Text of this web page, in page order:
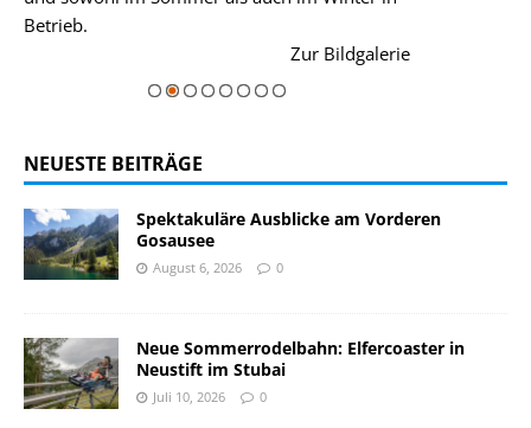
Betrieb.
Zur Bildgalerie
NEUESTE BEITRÄGE
Spektakuläre Ausblicke am Vorderen
Gosausee
August 6, 2026 0
Neue Sommerrodelbahn: Elfercoaster in
Neustift im Stubai
Juli 10, 2026 0